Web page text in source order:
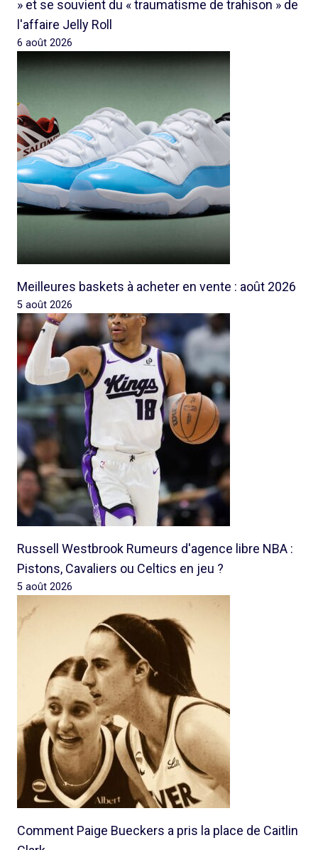
» et se souvient du « traumatisme de trahison » de
l'affaire Jelly Roll
6 août 2026
Meilleures baskets à acheter en vente : août 2026
5 août 2026
Russell Westbrook Rumeurs d'agence libre NBA :
Pistons, Cavaliers ou Celtics en jeu ?
5 août 2026
Comment Paige Bueckers a pris la place de Caitlin